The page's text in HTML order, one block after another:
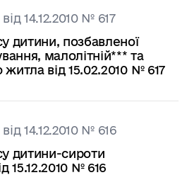
14.12.2010 № 617
дитини, позбавленої
малолітній*** та
від 15.02.2010 № 617
14.12.2010 № 616
дитини-сироти
15.12.2010 № 616